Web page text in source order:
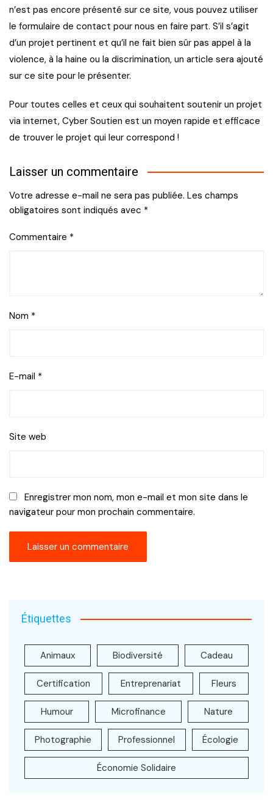
n’est pas encore présenté sur ce site, vous pouvez utiliser
le formulaire de contact pour nous en faire part. S’il s’agit
d’un projet pertinent et qu’il ne fait bien sûr pas appel à la
violence, à la haine ou la discrimination, un article sera ajouté
sur ce site pour le présenter.
Pour toutes celles et ceux qui souhaitent soutenir un projet
via internet, Cyber Soutien est un moyen rapide et efficace
de trouver le projet qui leur correspond !
Laisser un commentaire
Votre adresse e-mail ne sera pas publiée. Les champs
obligatoires sont indiqués avec *
Commentaire *
Nom *
E-mail *
Site web
Enregistrer mon nom, mon e-mail et mon site dans le
navigateur pour mon prochain commentaire.
Étiquettes
Animaux Biodiversité Cadeau
Certification Entreprenariat Fleurs
Humour Microfinance Nature
Photographie Professionnel Écologie
Économie Solidaire